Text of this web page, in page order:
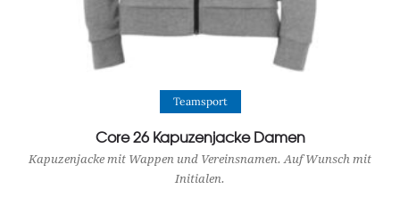
View Product
Teamsport
Core 26 Kapuzenjacke Damen
Kapuzenjacke mit Wappen und Vereinsnamen. Auf Wunsch mit
Initialen.